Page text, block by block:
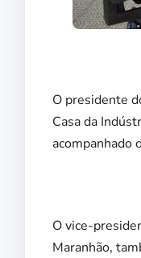
O presidente
Casa da
acompanhado
O vice-
Maranhão,